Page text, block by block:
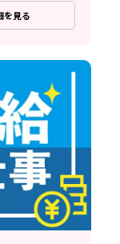
を見る